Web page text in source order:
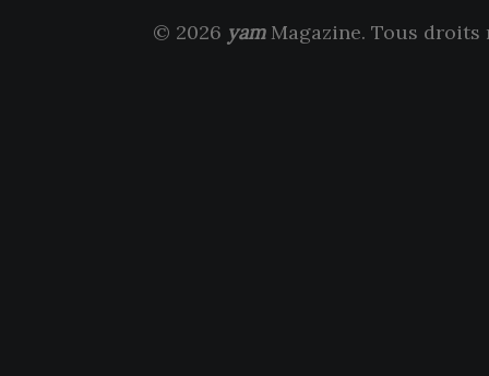
© 2026 yamMagazine. Tous droits